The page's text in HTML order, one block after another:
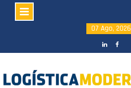
content
07 Ago, 2026